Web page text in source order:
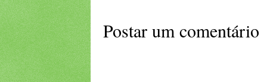
Postar um comentário